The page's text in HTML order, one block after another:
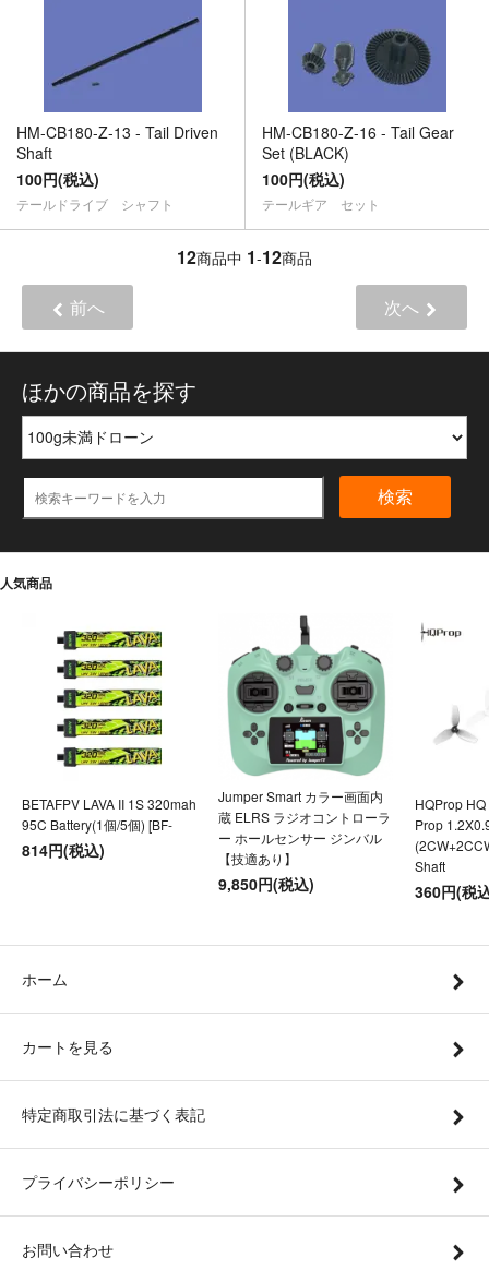
HM-CB180-Z-13 - Tail Driven
Shaft
100円(税込)
テールドライブ シャフト
HM-CB180-Z-16 - Tail Gear
Set (BLACK)
100円(税込)
テールギア セット
12商品中 1-12商品
前へ 次へ
ほかの商品を探す
検索
人気商品
BETAFPV LAVA II 1S 320mah
95C Battery(1個/5個) [BF-
814円(税込)
Jumper Smart カラー画面内
蔵 ELRS ラジオコントローラ
ー ホールセンサー ジンバル
【技適あり】
9,850円(税込)
HQProp
Prop
Shaft
360円(税
ホーム
カートを見る
特定商取引法に基づく表記
プライバシーポリシー
お問い合わせ